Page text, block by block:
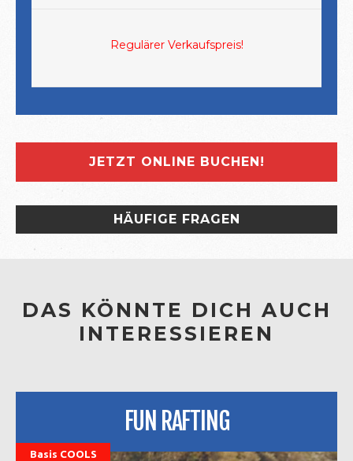
Regulärer Verkaufspreis!
JETZT ONLINE BUCHEN!
HÄUFIGE FRAGEN
DAS KÖNNTE DICH AUCH
INTERESSIEREN
FUN RAFTING
Basis COOLS